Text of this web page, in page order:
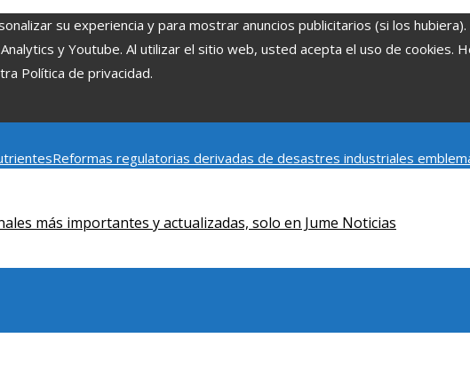
su experiencia y para mostrar anuncios publicitarios (si los
y Youtube. Al utilizar el sitio web, usted acepta el uso de cookies.
Política de privacidad.
Reformas regulatorias derivadas de desastres industriales
más importantes y actualizadas, solo en Jume Noticias